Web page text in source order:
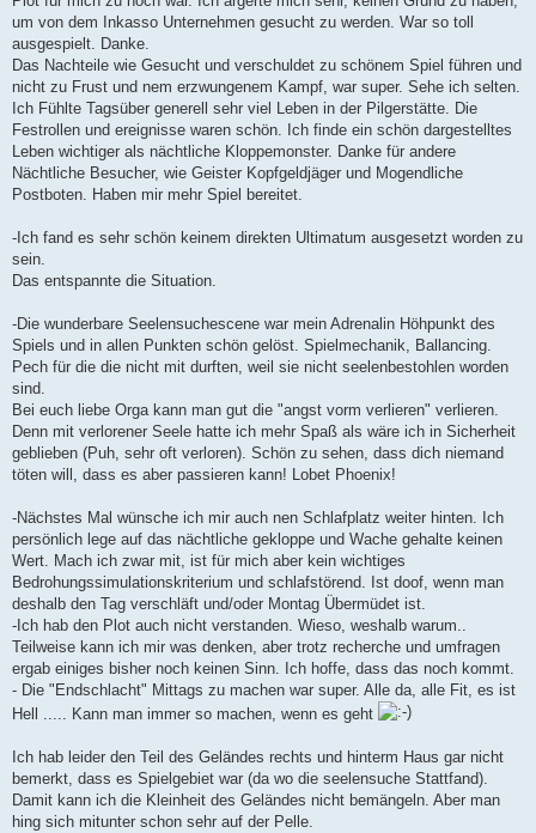
um von dem Inkasso Unternehmen gesucht zu werden. War so toll
ausgespielt. Danke.
Das Nachteile wie Gesucht und verschuldet zu schönem Spiel führen und
nicht zu Frust und nem erzwungenem Kampf, war super. Sehe ich selten.
Ich Fühlte Tagsüber generell sehr viel Leben in der Pilgerstätte. Die
Festrollen und ereignisse waren schön. Ich finde ein schön dargestelltes
Leben wichtiger als nächtliche Kloppemonster. Danke für andere
Nächtliche Besucher, wie Geister Kopfgeldjäger und Mogendliche
Postboten. Haben mir mehr Spiel bereitet.
-Ich fand es sehr schön keinem direkten Ultimatum ausgesetzt worden zu
sein.
Das entspannte die Situation.
-Die wunderbare Seelensuchescene war mein Adrenalin Höhpunkt des
Spiels und in allen Punkten schön gelöst. Spielmechanik, Ballancing.
Pech für die die nicht mit durften, weil sie nicht seelenbestohlen worden
sind.
Bei euch liebe Orga kann man gut die "angst vorm verlieren" verlieren.
Denn mit verlorener Seele hatte ich mehr Spaß als wäre ich in Sicherheit
geblieben (Puh, sehr oft verloren). Schön zu sehen, dass dich niemand
töten will, dass es aber passieren kann! Lobet Phoenix!
-Nächstes Mal wünsche ich mir auch nen Schlafplatz weiter hinten. Ich
persönlich lege auf das nächtliche gekloppe und Wache gehalte keinen
Wert. Mach ich zwar mit, ist für mich aber kein wichtiges
Bedrohungssimulationskriterium und schlafstörend. Ist doof, wenn man
deshalb den Tag verschläft und/oder Montag Übermüdet ist.
-Ich hab den Plot auch nicht verstanden. Wieso, weshalb warum..
Teilweise kann ich mir was denken, aber trotz recherche und umfragen
ergab einiges bisher noch keinen Sinn. Ich hoffe, dass das noch kommt.
- Die "Endschlacht" Mittags zu machen war super. Alle da, alle Fit, es ist
Hell ..... Kann man immer so machen, wenn es geht
Ich hab leider den Teil des Geländes rechts und hinterm Haus gar nicht
bemerkt, dass es Spielgebiet war (da wo die seelensuche Stattfand).
Damit kann ich die Kleinheit des Geländes nicht bemängeln. Aber man
hing sich mitunter schon sehr auf der Pelle.